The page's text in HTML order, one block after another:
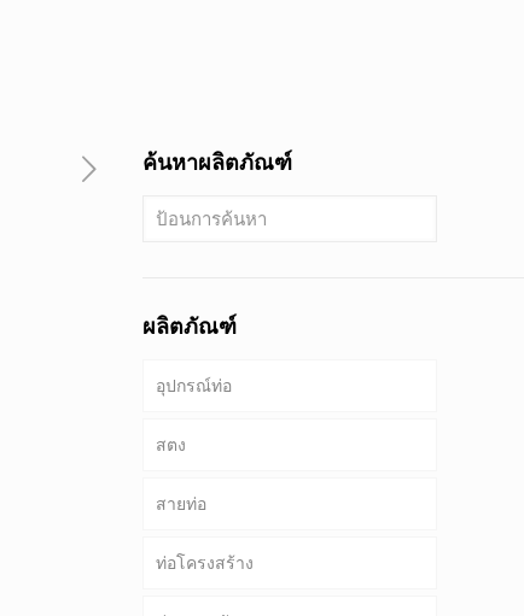
ค้นหาผลิตภัณฑ์
ผลิตภัณฑ์
อุปกรณ์ท่อ
สตง
ท่อ & เคส
เจาะท่อ
สายท่อ
ท่อที่พบบ่อย
ท่อโครงสร้าง